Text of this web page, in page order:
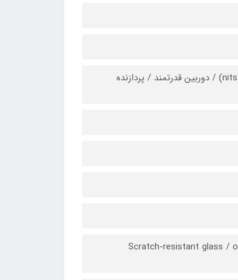
ویژگی‌های کلیدی: صفحه‌نمایش ۱۲۰ هرتز / صفحه‌نمایش با حداکثر روشنایی ۱۲۰۰ نیت (nits) / دوربین قدرتمند / پردازنده
Scratch-resistant glass /